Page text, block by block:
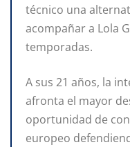
técnico una
acompañar a Lola
temporadas.
A sus 21 años, la
afronta el mayor
oportunidad de
europeo